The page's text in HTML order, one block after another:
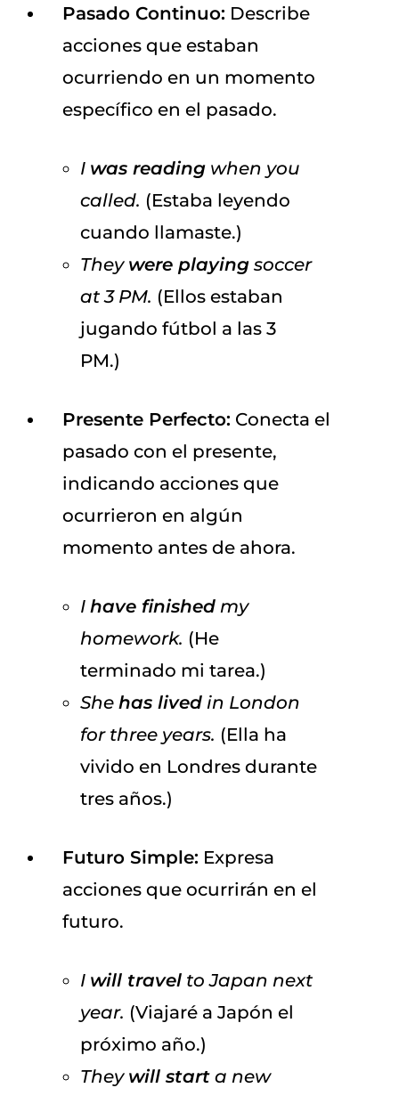
Pasado Continuo: Describe
acciones que estaban
ocurriendo en un momento
específico en el pasado.
I was reading when you
called. (Estaba leyendo
cuando llamaste.)
They were playing soccer
at 3 PM. (Ellos estaban
jugando fútbol a las 3
PM.)
Presente Perfecto: Conecta el
pasado con el presente,
indicando acciones que
ocurrieron en algún
momento antes de ahora.
I have finished my
homework. (He
terminado mi tarea.)
She has lived in London
for three years. (Ella ha
vivido en Londres durante
tres años.)
Futuro Simple: Expresa
acciones que ocurrirán en el
futuro.
I will travel to Japan next
year. (Viajaré a Japón el
próximo año.)
They will start a new